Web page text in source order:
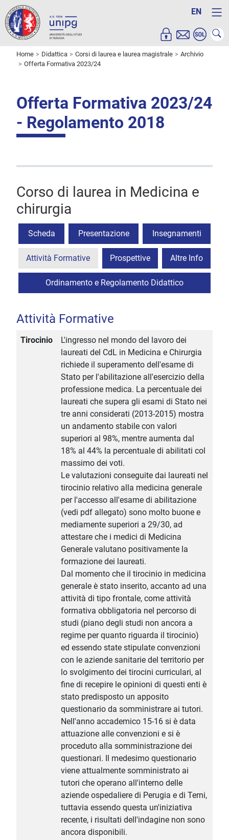
EN
Home Didattica Corsi di laurea e laurea magistrale
Archivio
Offerta Formativa 2023/24
Offerta Formativa 2023/24
- Regolamento 2018
Corso di laurea in Medicina e
chirurgia
Scheda Presentazione Insegnamenti
Attività Formative Prospettive Altre Info
Ordinamento e Regolamento Didattico
Attività Formative
Tirocinio
L'ingresso nel mondo del lavoro dei
laureati del CdL in Medicina e Chirurgia
richiede il superamento dell'esame di
Stato per l'abilitazione all'esercizio della
professione medica. La percentuale dei
laureati che supera gli esami di Stato nei
tre anni considerati (2013-2015) mostra
un andamento stabile con valori
superiori al 98%, mentre aumenta dal
18% al 44% la percentuale di abilitati col
massimo dei voti.
Le valutazioni conseguite dai laureati nel
tirocinio relativo alla medicina generale
per l'accesso all'esame di abilitazione
(vedi pdf allegato) sono molto buone e
mediamente superiori a 29/30, ad
attestare che i medici di Medicina
Generale valutano positivamente la
formazione dei laureati.
Dal momento che il tirocinio in medicina
generale è stato inserito, accanto ad una
attività di tipo frontale, come attività
formativa obbligatoria nel percorso di
studi (piano degli studi non ancora a
regime per quanto riguarda il tirocinio)
ed essendo state stipulate convenzioni
con le aziende sanitarie del territorio per
lo svolgimento dei tirocini curriculari, al
fine di recepire le opinioni di questi enti è
stato predisposto un apposito
questionario da somministrare ai tutori.
Nell'anno accademico 15-16 si è data
attuazione alle convenzioni e si è
proceduto alla somministrazione dei
questionari. Il medesimo questionario
viene attualmente somministrato ai
tutori che operano all'interno delle
aziende ospedaliere di Perugia e di Terni,
tuttavia essendo questa un'iniziativa
recente, i risultati dell'indagine non sono
ancora disponibili.